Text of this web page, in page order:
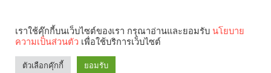
เราใช้คุ๊กกี้บนเว็บไซต์ของเรา กรุณาอ่านและยอมรับ นโยบาย
ความเป็นส่วนตัว เพื่อใช้บริการเว็บไซต์
ตัวเลือกคุ๊กกี้ ยอมรับ